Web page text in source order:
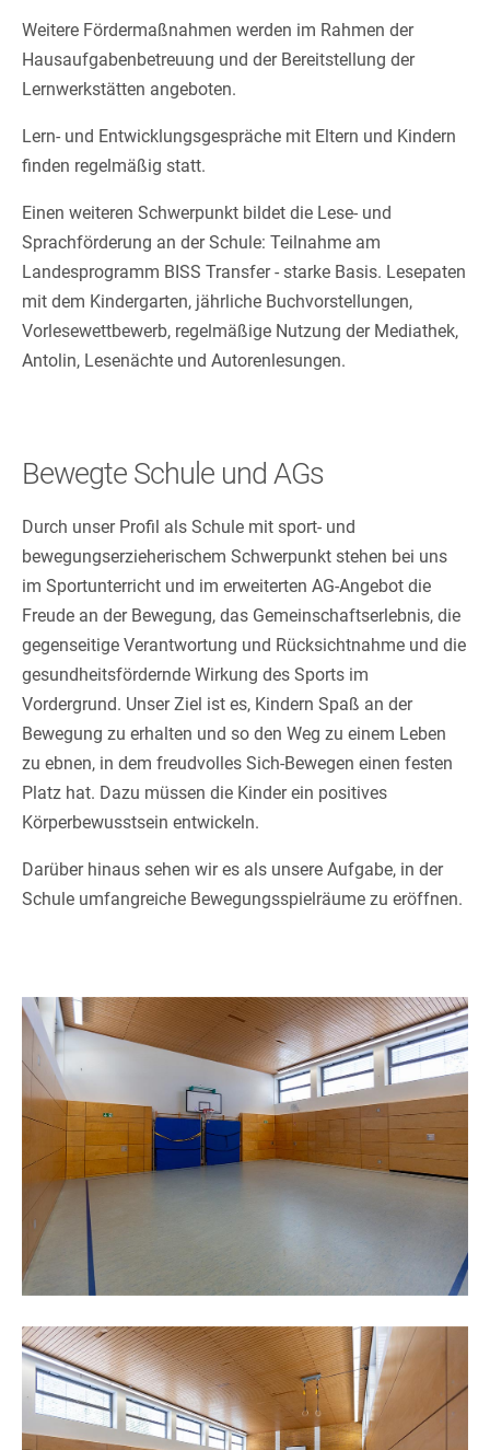
Weitere Fördermaßnahmen werden im Rahmen der
Hausaufgabenbetreuung und der Bereitstellung der
Lernwerkstätten angeboten.
Lern- und Entwicklungsgespräche mit Eltern und Kindern
finden regelmäßig statt.
Einen weiteren Schwerpunkt bildet die Lese- und
Sprachförderung an der Schule: Teilnahme am
Landesprogramm BISS Transfer - starke Basis. Lesepaten
mit dem Kindergarten, jährliche Buchvorstellungen,
Vorlesewettbewerb, regelmäßige Nutzung der Mediathek,
Antolin, Lesenächte und Autorenlesungen.
Bewegte Schule und AGs
Durch unser Profil als Schule mit sport- und
bewegungserzieherischem Schwerpunkt stehen bei uns
im Sportunterricht und im erweiterten AG-Angebot die
Freude an der Bewegung, das Gemeinschaftserlebnis, die
gegenseitige Verantwortung und Rücksichtnahme und die
gesundheitsfördernde Wirkung des Sports im
Vordergrund. Unser Ziel ist es, Kindern Spaß an der
Bewegung zu erhalten und so den Weg zu einem Leben
zu ebnen, in dem freudvolles Sich-Bewegen einen festen
Platz hat. Dazu müssen die Kinder ein positives
Körperbewusstsein entwickeln.
Darüber hinaus sehen wir es als unsere Aufgabe, in der
Schule umfangreiche Bewegungsspielräume zu eröffnen.